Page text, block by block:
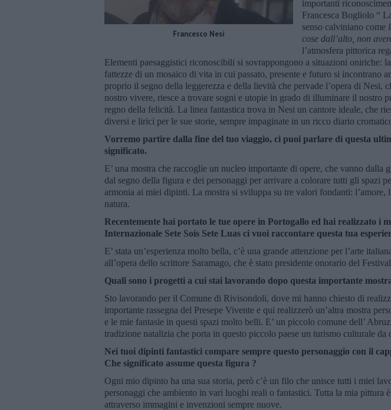
Francesco Nesi
importanti
Francesca Bogliolo “
senso calviniano come
cose dall’alto, non
l’atmosfera pittorica
Elementi paesaggistici riconoscibili si sovrappongono a situazioni oniriche:
fattezze di un mosaico di vita in cui passato, presente e futuro si incontrano
proprio il segno della leggerezza e della lievità che pervade l’opera di Nesi,
nostro vivere, riesce a trovare sogni e utopie in grado di illuminare il nostro
regno della felicità. La linea fantastica trova in Nesi un cantore ideale, che
diversi e lirici per le sue storie, sempre impaginate in un ricco diario
Vorremo partire dalla fine del tuo viaggio, ci puoi parlare di questa
significato.
E’ una mostra che raccoglie un nucleo importante di opere, che vanno dalla
dal segno della figura e dei personaggi per arrivare a colorare tutti gli spazi
armonia ai miei dipinti. La mostra si sviluppa su tre valori fondanti: l’amore,
natura.
Recentemente hai portato le tue opere in Portogallo ed hai realizzato i
Internazionale Sete Sois Sete Luas ci vuoi raccontare questa tua
E’ stata un’esperienza molto bella, c’è una grande attenzione per l’arte
all’opera dello scrittore Saramago, che è stato presidente onorario del
Quali sono i progetti a cui stai lavorando dopo questa importante
Sto lavorando per il Comune di Rivisondoli, dove mi hanno chiesto di
importante rassegna del Presepe Vivente e qui realizzerò un’altra mostra
e le mie fantasie in questi spazi molto belli. E’ un piccolo comune dell’
tradizione natalizia che porta in questo piccolo paese un turismo culturale da
Nei tuoi dipinti fantastici compare sempre questo personaggio con il
Che significato assume questa figura ?
Ogni mio dipinto ha una sua storia, però c’è un filo che unisce tutti i miei
personaggi che ambiento in vari luoghi reali o fantastici. Tutta la mia pittura
attraverso immagini e invenzioni sempre nuove.